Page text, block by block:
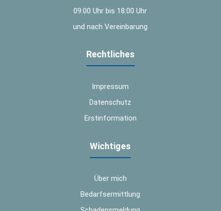
09:00 Uhr bis 18:00 Uhr
und nach Vereinbarung
Rechtliches
Impressum
Datenschutz
Erstinformation
Wichtiges
Über mich
Bedarfsermittlung